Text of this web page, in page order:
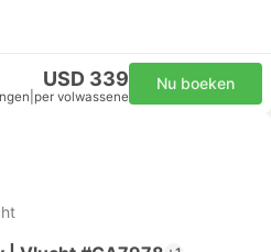
USD 339
per volwassene
Nu boeken